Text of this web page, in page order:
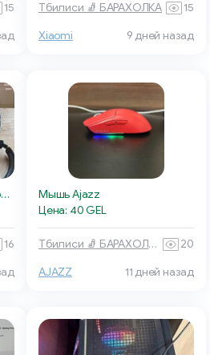
15 Тбилиси 🧦 БАРАХОЛКА 15
Xiaomi 9 дней назад
Игровая мышь Logitech Hyperion Fury G402
16
Мышь Ajazz
Цена: 40 GEL
Тбилиси 🧦 БАРАХОЛКА 20
AJAZZ 11 дней назад